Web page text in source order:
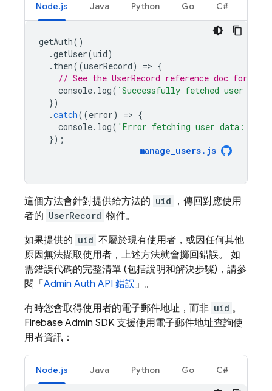
Node.js Java Python Go C#
getAuth()
.getUser(uid)
. then((userRecord) => {
// See the UserRecord reference doc for the
console. log( `Successfully fetched user
})
.catch((error) => {
console. log( 'Error fetching user data:'
});
manage_users. js
這個方法會針對提供給方法的 uid
，傳回對應使用
者的 UserRecord 物件。
如果提供的 uid 不屬於現有使用者，或因任何其他
原因無法擷取使用者，上述方法就會擲回錯誤。 如
需錯誤代碼的完整清單 (包括說明和解決步驟)，請參
閱「 Admin Auth API 錯誤」。
有時您會取得使用者的電子郵件地址，而非 uid 。
Firebase Admin SDK 支援使用電子郵件地址查詢使
用者資訊：
Node.js Java Python Go C#